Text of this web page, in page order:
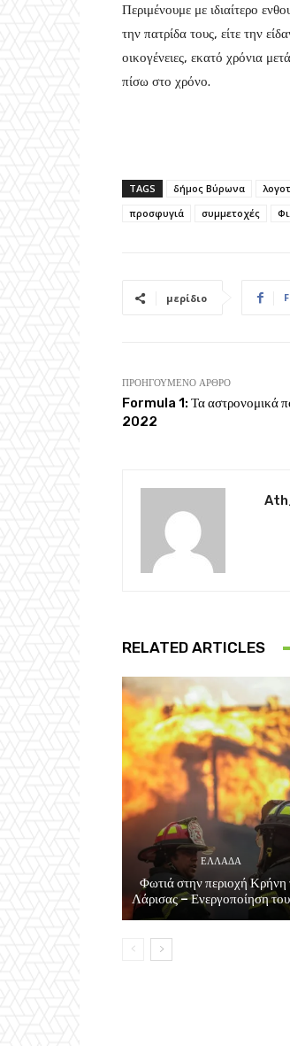
Περιμένουμε με ιδιαίτερο
την πατρίδα τους, είτε την
οικογένειες, εκατό χρόνια
πίσω στο χρόνο.
TAGS δήμος Βύρωνα
προσφυγιά
συμμετοχές
μερίδιο
ΠΡΟΗΓΟΎΜΕΝΟ ΆΡΘΡΟ
Formula 1: Τα αστρονομικά
2022
RELATED ARTICLES
ΕΛΛΑΔΑ
Φωτιά στην περιοχή Κρήνη
Λάρισας – Ενεργοποίηση